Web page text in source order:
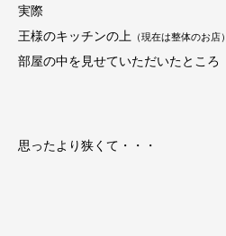
実際
王様のキッチンの上 （現在は整体のお店）
部屋の中を見せていただいたところ
思ったより狭くて・・・